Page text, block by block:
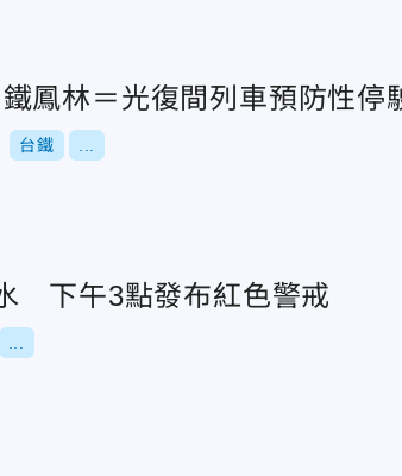
鳳林＝光復間列車預防性停
台鐵
下午3點發布紅色警戒